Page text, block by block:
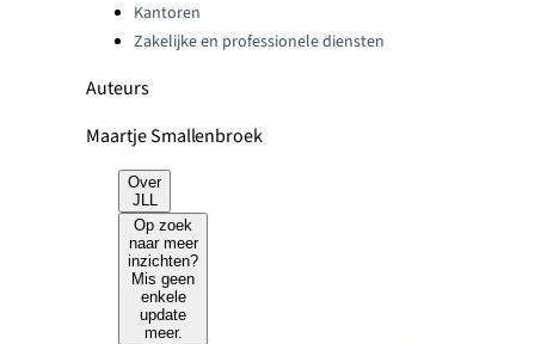
Kantoren
Zakelijke en professionele diensten
Auteurs
Maartje Smallenbroek
Over
JLL
Op zoek
naar meer
inzichten?
Mis geen
enkele
update
meer.